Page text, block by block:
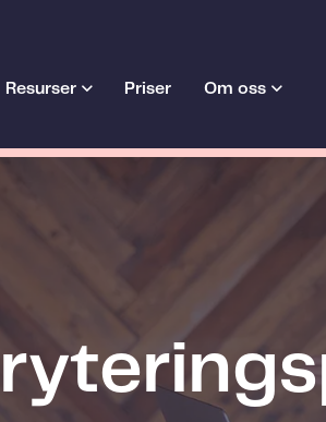
Resurser Priser Om oss